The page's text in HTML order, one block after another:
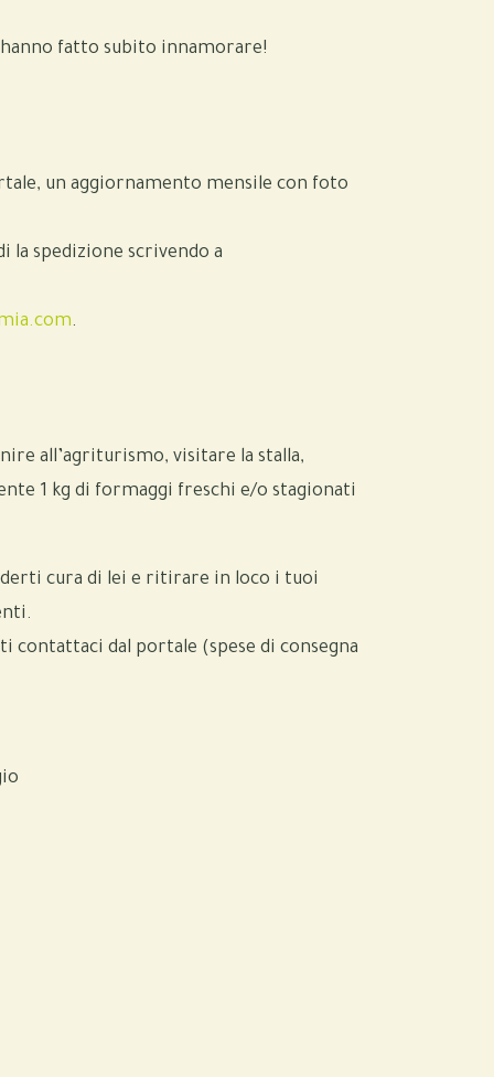
fatto subito innamorare!
un aggiornamento mensile con foto
spedizione scrivendo a
.
all’agriturismo, visitare la stalla,
1 kg di formaggi freschi e/o stagionati
cura di lei e ritirare in loco i tuoi
contattaci dal portale (spese di consegna